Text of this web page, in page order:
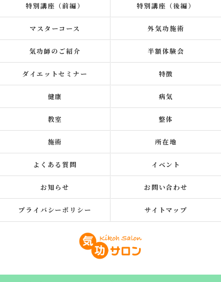
特別講座（前編） 特別講座（後編）
マスターコース 外気功施術
気功師のご紹介 半額体験会
ダイエットセミナー 特徴
健康 病気
教室 整体
施術 所在地
よくある質問 イベント
お知らせ お問い合わせ
プライバシーポリシー サイトマップ